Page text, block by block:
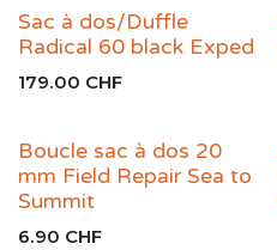
Sac à dos/Duffle
Radical 60 black Exped
179.00 CHF
Boucle sac à dos 20
mm Field Repair Sea to
Summit
6.90 CHF